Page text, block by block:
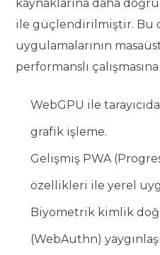
kaynaklarına daha
ile güçlendirilmiştir. Bu
uygulamalarının
performanslı
WebGPU ile
grafik işleme.
Gelişmiş PWA
özellikleri ile yerel
Biyometrik kimlik
(WebAuthn)